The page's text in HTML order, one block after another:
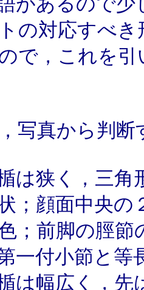
の対応すべ
で，これを
写真から判
は狭く，三
；顔面中央の
；前脚の脛節
一付小節と等
幅広く，先